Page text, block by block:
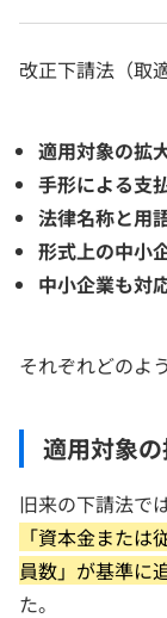
改正下請法（取
適用対象の拡
手形による支
法律名称と用
形式上の中小
中小企業も対
それぞれどのよ
適用対象の
旧来の下請法で
「資本金また
員数」が基準に
た。